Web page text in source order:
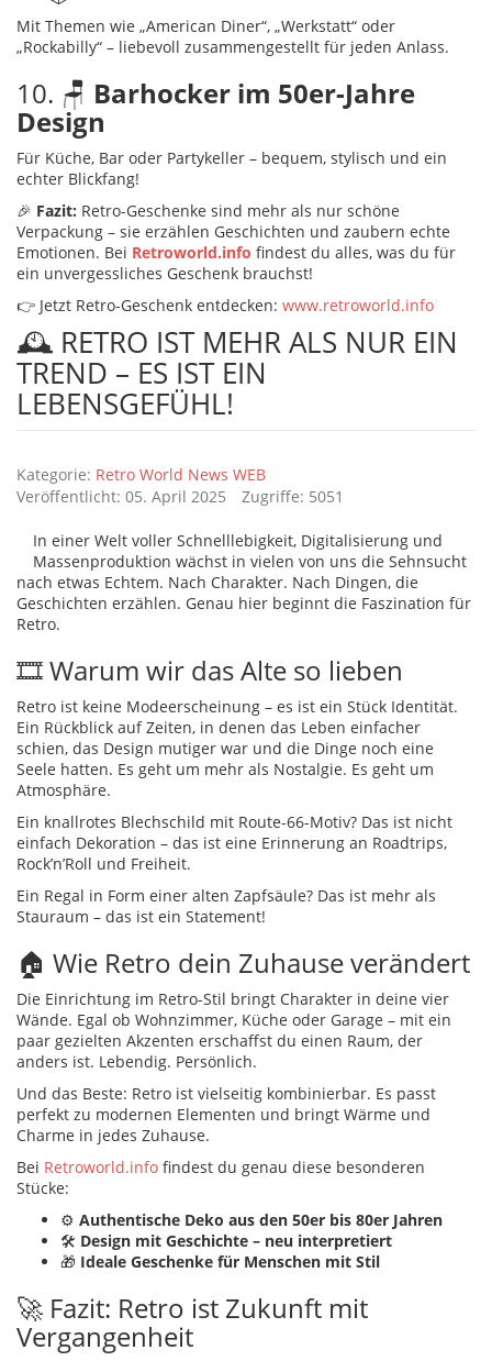
Mit Themen wie „American Diner“, „Werkstatt“ oder
„Rockabilly“ – liebevoll zusammengestellt für jeden Anlass.
10. 🪑 Barhocker im 50er-Jahre
Design
Für Küche, Bar oder Partykeller – bequem, stylisch und ein
echter Blickfang!
🎉 Fazit: Retro-Geschenke sind mehr als nur schöne
Verpackung – sie erzählen Geschichten und zaubern echte
Emotionen. Bei Retroworld.info findest du alles, was du für
ein unvergessliches Geschenk brauchst!
👉 Jetzt Retro-Geschenk entdecken: www.retroworld.info
🕰️ RETRO IST MEHR ALS NUR EIN
TREND – ES IST EIN
LEBENSGEFÜHL!
Details
Kategorie: Retro World News WEB
Veröffentlicht: 05. April 2025
Zugriffe: 5051
In einer Welt voller Schnelllebigkeit, Digitalisierung und
Massenproduktion wächst in vielen von uns die Sehnsucht
nach etwas Echtem. Nach Charakter. Nach Dingen, die
Geschichten erzählen. Genau hier beginnt die Faszination für
Retro.
🎞️ Warum wir das Alte so lieben
Retro ist keine Modeerscheinung – es ist ein Stück Identität.
Ein Rückblick auf Zeiten, in denen das Leben einfacher
schien, das Design mutiger war und die Dinge noch eine
Seele hatten. Es geht um mehr als Nostalgie. Es geht um
Atmosphäre.
Ein knallrotes Blechschild mit Route-66-Motiv? Das ist nicht
einfach Dekoration – das ist eine Erinnerung an Roadtrips,
Rock’n’Roll und Freiheit.
Ein Regal in Form einer alten Zapfsäule? Das ist mehr als
Stauraum – das ist ein Statement!
🏠 Wie Retro dein Zuhause verändert
Die Einrichtung im Retro-Stil bringt Charakter in deine vier
Wände. Egal ob Wohnzimmer, Küche oder Garage – mit ein
paar gezielten Akzenten erschaffst du einen Raum, der
anders ist. Lebendig. Persönlich.
Und das Beste: Retro ist vielseitig kombinierbar. Es passt
perfekt zu modernen Elementen und bringt Wärme und
Charme in jedes Zuhause.
Bei Retroworld.info findest du genau diese besonderen
Stücke:
⚙️ Authentische Deko aus den 50er bis 80er Jahren
🛠️ Design mit Geschichte – neu interpretiert
🎁 Ideale Geschenke für Menschen mit Stil
🚀 Fazit: Retro ist Zukunft mit
Vergangenheit